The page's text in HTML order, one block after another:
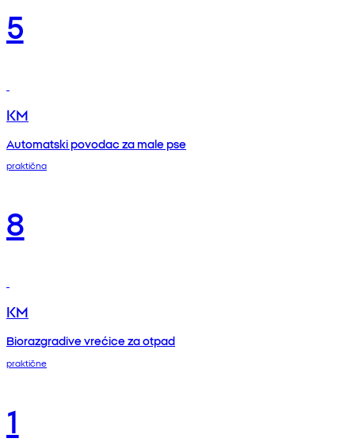
5
KM
Automatski povodac za male pse
praktična
8
KM
Biorazgradive vrećice za otpad
praktične
1